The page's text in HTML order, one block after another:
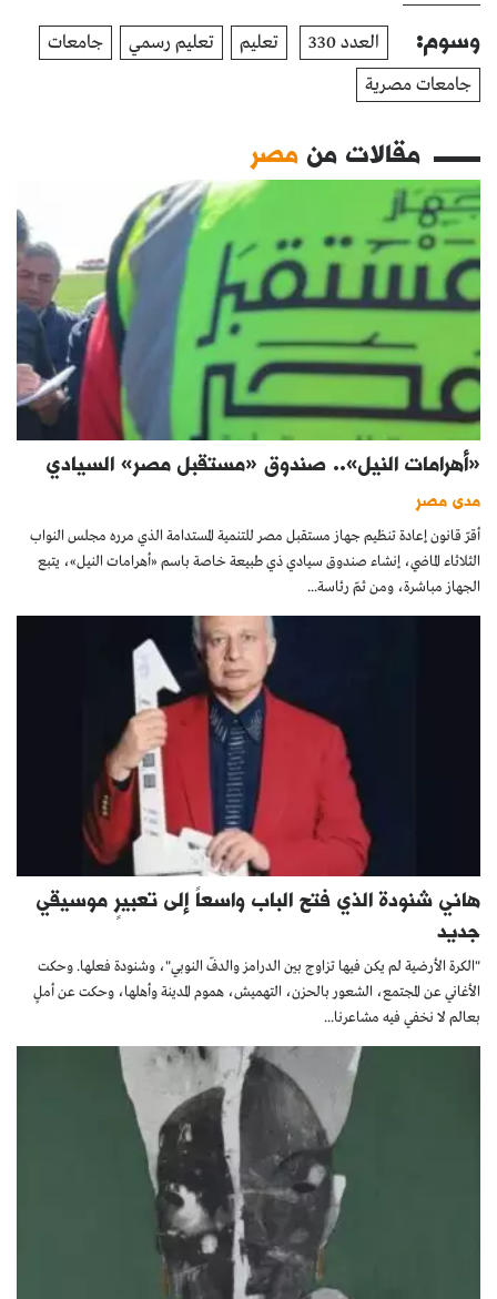
وسوم: العدد 330 تعليم تعليم رسمي
جامعات
جامعات مصرية
مقالات منمصر
«أهرامات النيل».. صندوق «مستقبل مصر» السيادي
مدى مصر
أقرّ قانون إعادة تنظيم جهاز مستقبل مصر للتنمية المستدامة الذي مرره مجلس النواب
الثلاثاء الماضي، إنشاء صندوق سيادي ذي طبيعة خاصة باسم «أهرامات النيل»، يتبع
الجهاز مباشرة، ومن ثمّ رئاسة...
هاني شنودة الذي فتح الباب واسعاً إلى تعبيرٍ موسيقي
جديد
"الكرة الأرضية لم يكن فيها تزاوج بين الدرامز والدفّ النوبي"، وشنودة فعلها. وحكت
الأغاني عن المجتمع، الشعور بالحزن، التهميش، هموم المدينة وأهلها، وحكت عن أملٍ
بعالم لا نخفي فيه مشاعرنا...